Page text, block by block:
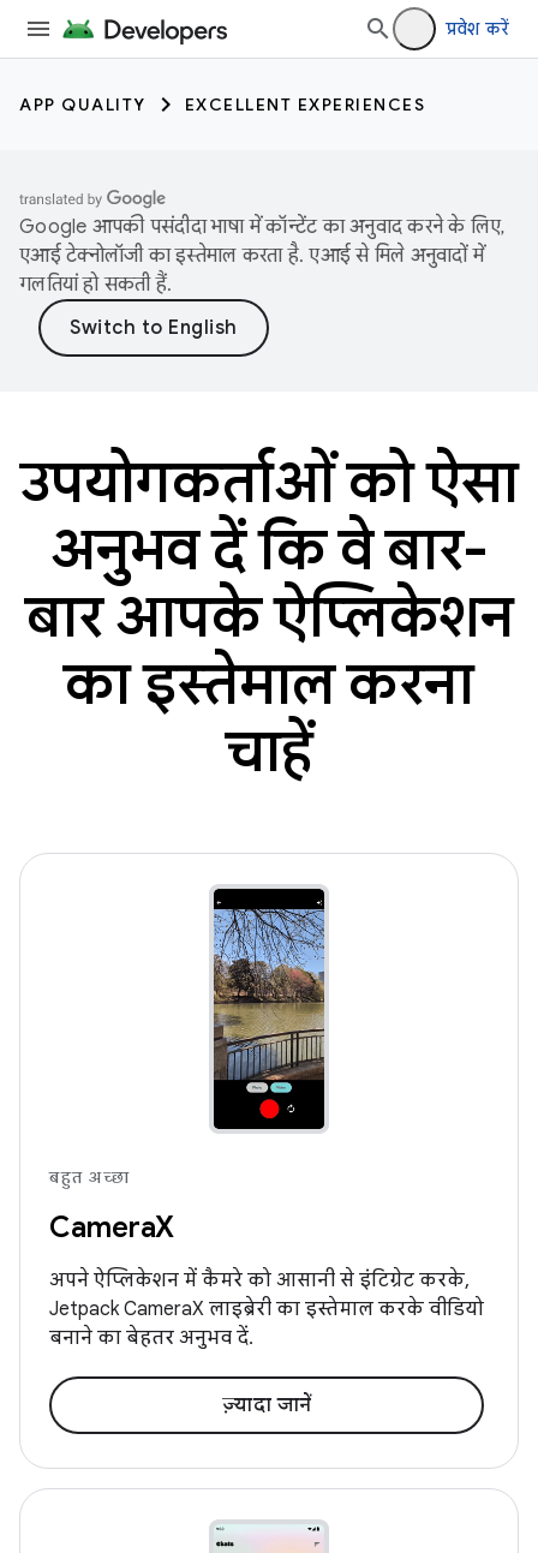
प्रवेश करें
APP QUALITY EXCELLENT EXPERIENCES
Google आपकी पसंदीदा भाषा में कॉन्टेंट का अनुवाद करने के लिए,
एआई टेक्नोलॉजी का इस्तेमाल करता है. एआई से मिले अनुवादों में
गलतियां हो सकती हैं.
उपयोगकर्ताओं को ऐसा
अनुभव दें कि वे बार-
बार आपके ऐप्लिकेशन
का इस्तेमाल करना
चाहें
बहुत अच्छा
CameraX
अपने ऐप्लिकेशन में कैमरे को आसानी से इंटिग्रेट करके,
Jetpack CameraX लाइब्रेरी का इस्तेमाल करके वीडियो
बनाने का बेहतर अनुभव दें.
ज़्यादा जानें